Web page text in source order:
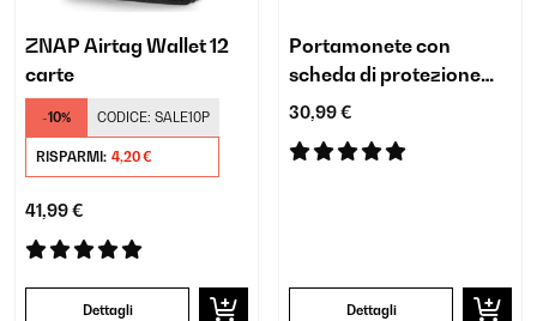
ZNAP Airtag Wallet 12
carte
-10% CODICE: SALE10P
RISPARMI: 4,20 €
41,99 €
Dettagli
Portamonete con
scheda di protezione
RFID, ideale per ZNAP
30,99 €
Dettagli